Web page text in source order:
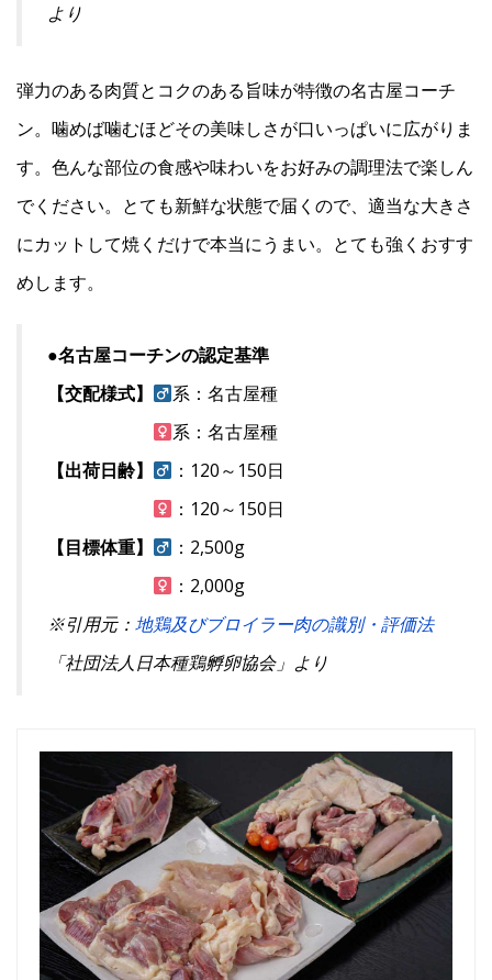
より
弾力のある肉質とコクのある旨味が特徴の名古屋コーチ
ン。噛めば噛むほどその美味しさが口いっぱいに広がりま
す。色んな部位の食感や味わいをお好みの調理法で楽しん
でください。とても新鮮な状態で届くので、適当な大きさ
にカットして焼くだけで本当にうまい。とても強くおすす
めします。
●名古屋コーチンの認定基準
【交配様式】
系：名古屋種
系：名古屋種
【出荷日齢】
：120～150日
：120～150日
【目標体重】
：2,500g
：2,000g
※引用元： 地鶏及びブロイラー肉の識別・評価法
「社団法人日本種鶏孵卵協会」より